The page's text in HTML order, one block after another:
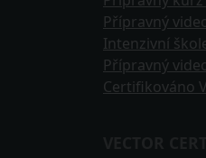
Přípravný
Intenzivní
Přípravný
Certifikováno
VECTOR